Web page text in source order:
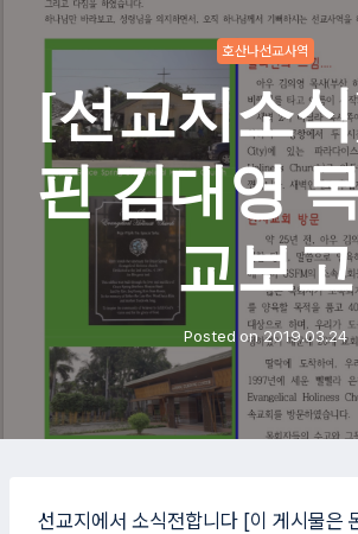
호산나선교사역
[선교지소
핀 김대영
교보고
Posted on2019.03.24
선교지에서 소식전합니다 [이 게시물은